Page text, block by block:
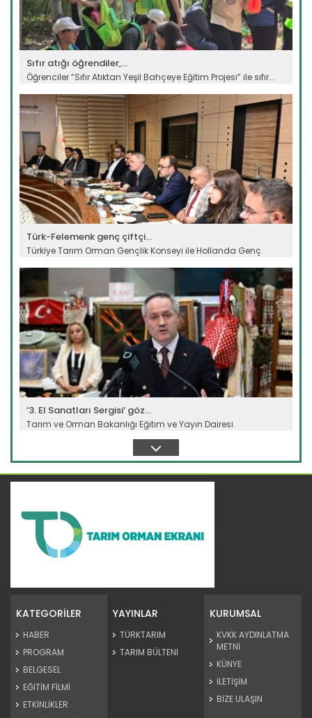
Sıfır atığı öğrendiler,...
Öğrenciler “Sıfır Atıktan Yeşil Bahçeye Eğitim Projesi” ile sıfır...
Devamını Oku ->
Türk-Felemenk genç çiftçi...
Türkiye Tarım Orman Gençlik Konseyi ile Hollanda Genç
‘3. El Sanatları Sergisi’ göz...
Tarım ve Orman Bakanlığı Eğitim ve Yayın Dairesi
Devamını Oku ->
KATEGORİLER
HABER
PROGRAM
BELGESEL
EĞİTİM FİLMİ
ETKİNLİKLER
YAYINLAR
TÜRKTARIM
TARIM BÜLTENİ
KURUMSAL
KVKK AYDINLATMA
METNİ
KÜNYE
İLETİŞİM
BİZE ULAŞIN